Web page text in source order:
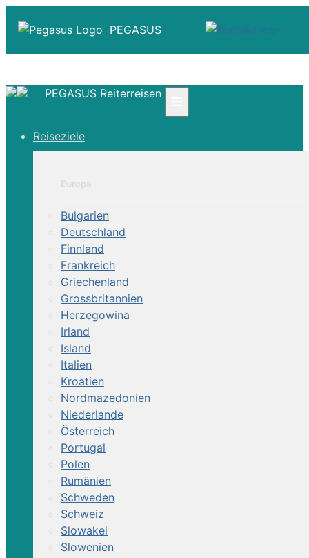
PEGASUS
☎ Deutschland 0800 - 505 18 01
Über Uns
PEGASUS Reiterreisen
Reiseziele
Bulgarien
Deutschland
Finnland
Frankreich
Griechenland
Grossbritannien
Herzegowina
Irland
Island
Italien
Kroatien
Nordmazedonien
Niederlande
Österreich
Portugal
Polen
Rumänien
Schweden
Schweiz
Slowakei
Slowenien